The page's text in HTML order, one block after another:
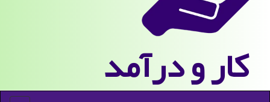
كار و درآمد